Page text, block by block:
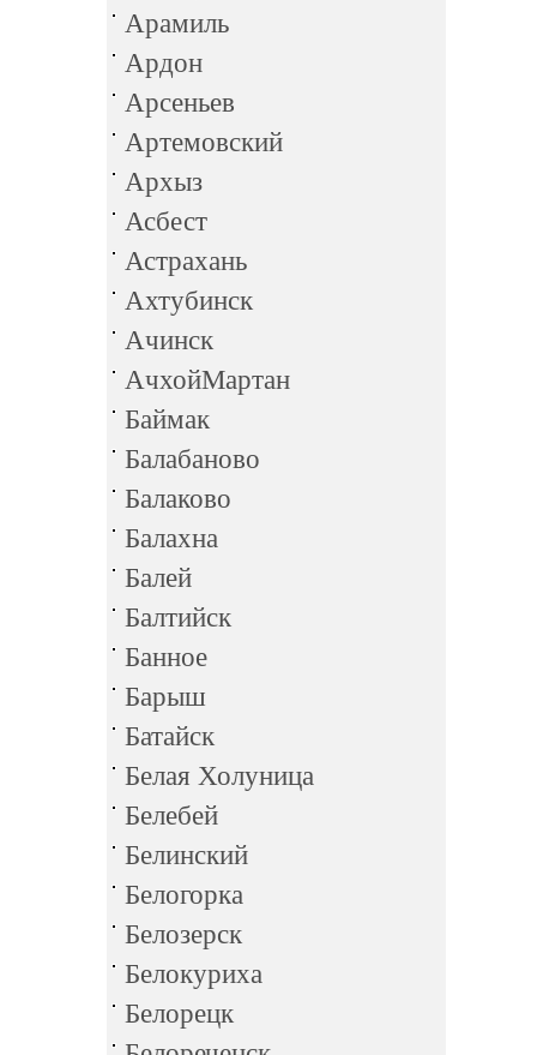
Арамиль
Ардон
Арсеньев
Артемовский
Архыз
Асбест
Астрахань
Ахтубинск
Ачинск
АчхойМартан
Баймак
Балабаново
Балаково
Балахна
Балей
Балтийск
Банное
Барыш
Батайск
Белая Холуница
Белебей
Белинский
Белогорка
Белозерск
Белокуриха
Белорецк